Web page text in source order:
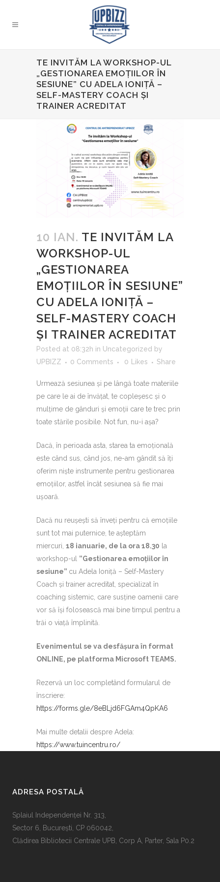
TE INVITĂM LA WORKSHOP-UL
„GESTIONAREA EMOȚIILOR ÎN
SESIUNE” CU ADELA IONIȚĂ –
SELF-MASTERY COACH ȘI
TRAINER ACREDITAT
10 IAN. TE INVITĂM LA
WORKSHOP-UL
„GESTIONAREA
EMOȚIILOR ÎN SESIUNE”
CU ADELA IONIȚĂ –
SELF-MASTERY COACH
ȘI TRAINER ACREDITAT
Posted at 08:32h in Uncategorized by
UPBIZZ
0 Comments 0 Likes Share
Urmează sesiunea și pe lângă toate materiile
pe care le ai de învățat, te copleșesc și o
mulțime de gânduri și emoții care te trec prin
toate stările posibile. Not fun, nu-i așa?
Dacă, în perioada asta, starea ta emoțională
este când sus, când jos, ne-am gândit să îți
oferim niște instrumente pentru gestionarea
emoțiilor, astfel încât sesiunea să fie mai
ușoară.
Dacă nu reușești să înveți pentru că emoțiile
sunt tot mai puternice, te așteptăm
miercuri, 18 ianuarie, de la ora 18.30 la
workshop-ul ”Gestionarea emoțiilor în
sesiune” cu Adela Ioniță – Self-Mastery
Coach și trainer acreditat, specializat în
coaching sistemic, care susține oamenii care
vor să își folosească mai bine timpul pentru a
trăi o viață împlinită.
Evenimentul se va desfășura în format
ONLINE, pe platforma Microsoft TEAMS.
Rezervă un loc completând formularul de
înscriere:
https://forms.gle/8eBLjd6FGAm4QpKA6
Mai multe detalii despre Adela:
https://www.tuincentru.ro/
ADRESA POSTALĂ
Splaiul Independenţei Nr. 313,
Sector 6, Bucureşti, CP 060042,
Clădirea Bibliotecii Centrale UPB, Corp A, Parter, Sala P0.2